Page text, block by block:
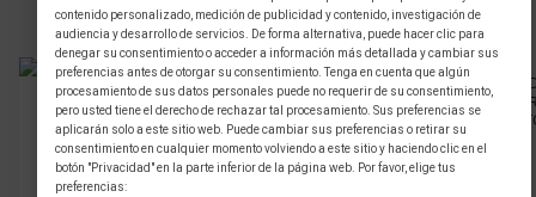
GLAUSER
CADENA DIAMANTE ORO
AMARILLO 002541
GLAUSER
CADENA DIAMANTE ORO BLANCO
002540
contenido personalizado, medición de publicidad y contenido, investigación de
audiencia y desarrollo de servicios. De forma alternativa, puede hacer clic para
denegar su consentimiento o acceder a información más detallada y cambiar sus
preferencias antes de otorgar su consentimiento. Tenga en cuenta que algún
procesamiento de sus datos personales puede no requerir de su consentimiento,
pero usted tiene el derecho de rechazar tal procesamiento. Sus preferencias se
aplicarán solo a este sitio web. Puede cambiar sus preferencias o retirar su
consentimiento en cualquier momento volviendo a este sitio y haciendo clic en el
botón "Privacidad" en la parte inferior de la página web. Por favor, elige tus
preferencias: